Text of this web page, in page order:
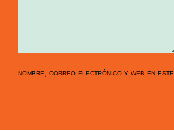
nombre, correo electrónico y web en